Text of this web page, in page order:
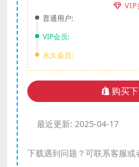
VIP
普通用户:
VIP会员:
永久会员:
购买
最近更新: 2025-04-17
下载遇到问题？可联系客服或